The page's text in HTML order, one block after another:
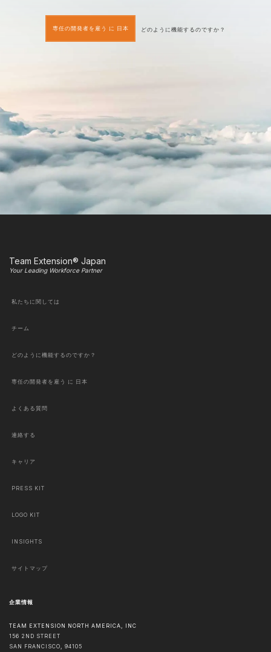
専任の開発者を雇う に 日本 どのように機能するのですか？
Team Extension® Japan
Your Leading Workforce Partner
私たちに関しては
チーム
どのように機能するのですか？
専任の開発者を雇う に 日本
よくある質問
連絡する
キャリア
PRESS KIT
LOGO KIT
INSIGHTS
サイトマップ
企業情報
TEAM EXTENSION NORTH AMERICA, INC
156 2ND STREET
SAN FRANCISCO, 94105